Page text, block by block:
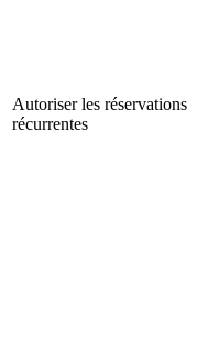
Autoriser les réservations
récurrentes